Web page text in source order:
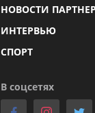
НОВОСТИ
ИНТЕРВЬЮ
СПОРТ
В соцсетях